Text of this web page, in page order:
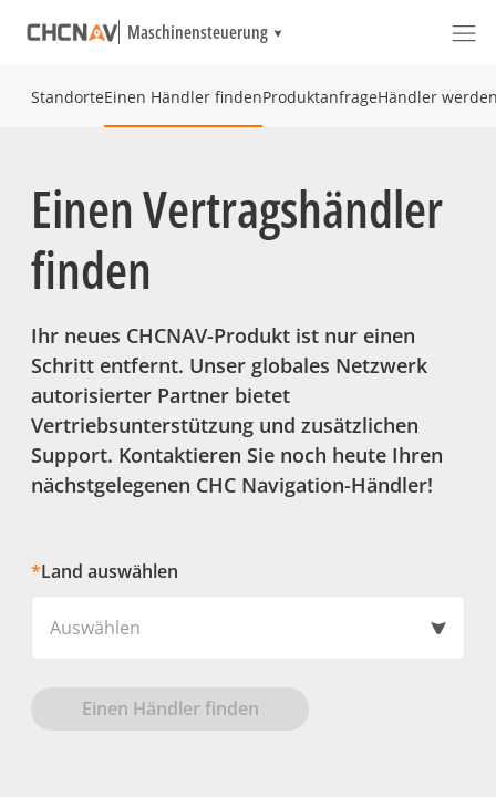
Maschinensteuerung
StandorteEinen Händler findenProduktanfrageHändler
Einen Vertragshändler
finden
Ihr neues CHCNAV-Produkt ist nur einen
Schritt entfernt. Unser globales Netzwerk
autorisierter Partner bietet
Vertriebsunterstützung und zusätzlichen
Support. Kontaktieren Sie noch heute Ihren
nächstgelegenen CHC Navigation-Händler!
*Land auswählen
Auswählen
Einen Händler finden